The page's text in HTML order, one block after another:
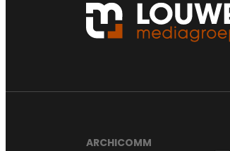
ARCHICOMM